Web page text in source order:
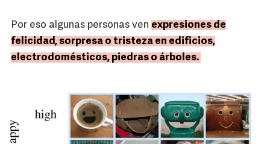
Por eso algunas personas ven expresiones de
felicidad, sorpresa o tristeza en edificios,
electrodomésticos, piedras o árboles.